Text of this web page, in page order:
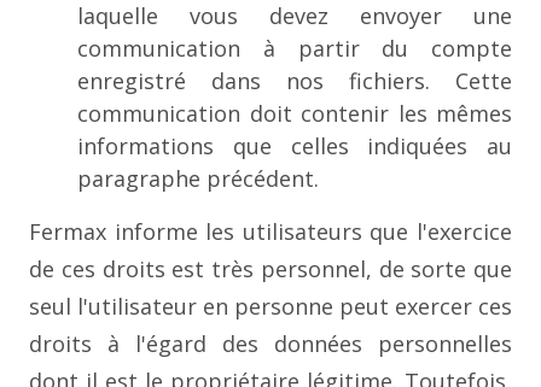
laquelle vous devez envoyer une
communication à partir du compte
enregistré dans nos fichiers. Cette
communication doit contenir les mêmes
informations que celles indiquées au
paragraphe précédent.
Fermax informe les utilisateurs que l'exercice
de ces droits est très personnel, de sorte que
seul l'utilisateur en personne peut exercer ces
droits à l'égard des données personnelles
dont il est le propriétaire légitime. Toutefois,